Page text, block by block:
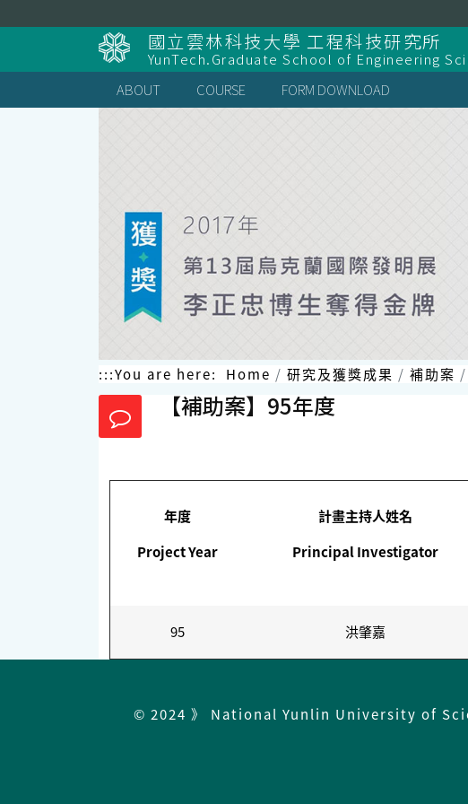
到
國立雲林科技大學 工程科技研究所
YunTech.Graduate School of Engineering
ABOUT
COURSE FORM DOWNLOAD
:::You are here: Home 研究及獲獎成果 補助案
【補助案】95年度
年度
Project Year
計畫主持人姓名
Principal Investigator
95 洪肇嘉
© 2024 》 National Yunlin University of